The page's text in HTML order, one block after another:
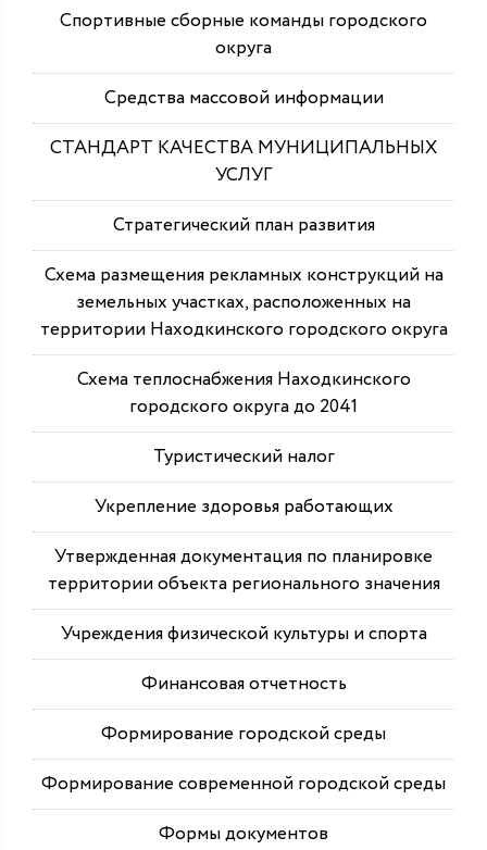
Спортивные сборные команды городского
округа
Средства массовой информации
СТАНДАРТ КАЧЕСТВА МУНИЦИПАЛЬНЫХ
УСЛУГ
Стратегический план развития
Схема размещения рекламных конструкций на
земельных участках, расположенных на
территории Находкинского городского округа
Схема теплоснабжения Находкинского
городского округа до 2041
Туристический налог
Укрепление здоровья работающих
Утвержденная документация по планировке
территории объекта регионального значения
Учреждения физической культуры и спорта
Финансовая отчетность
Формирование городской среды
Формирование современной городской среды
Формы документов